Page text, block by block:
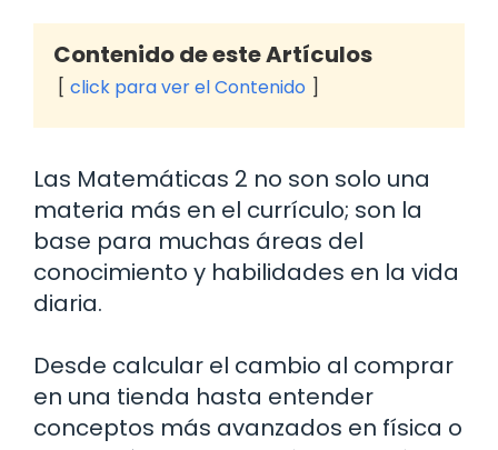
Contenido de este Artículos
click para ver el Contenido
Las Matemáticas 2 no son solo una
materia más en el currículo; son la
base para muchas áreas del
conocimiento y habilidades en la vida
diaria.
Desde calcular el cambio al comprar
en una tienda hasta entender
conceptos más avanzados en física o